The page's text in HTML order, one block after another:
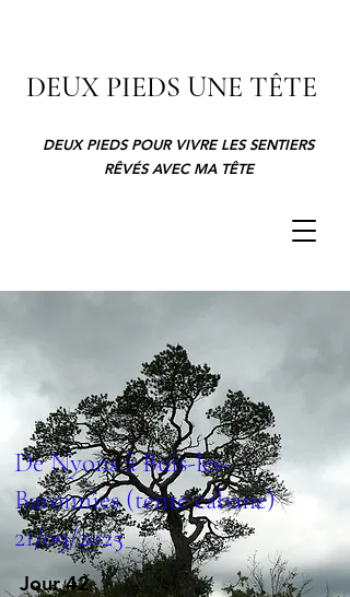
DEUX PIEDS UNE TÊTE
DEUX PIEDS POUR VIVRE LES SENTIERS
RÊVÉS AVEC MA TÊTE
De Nyons à Buis-les-
Baronnies (tente cabane)
21/09/2025
Jour 42